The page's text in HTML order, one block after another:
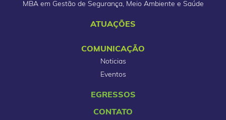
MBA em Gestão de Segurança, Meio Ambiente e Saúde
ATUAÇÕES
COMUNICAÇÃO
Noticias
Eventos
EGRESSOS
CONTATO